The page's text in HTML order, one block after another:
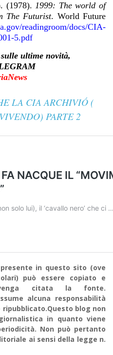
(1978).1999: The world of
The Futurist. World Future
readingroom/docs/CIA-
5.pdf
ultime novità,
LA CIA ARCHIVIÓ (
PARTE 2
presente in questo sito (ove
può essere copiato e
citata la fonte.
alcuna responsabilità
blog non
in quanto viene
Non può pertanto
ai sensi della legge n.